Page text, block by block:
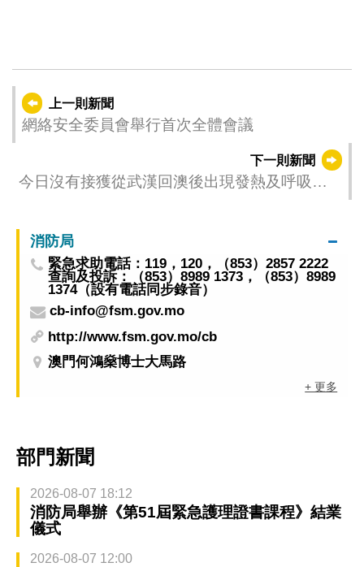
上一則新聞
網絡安全委員會舉行首次全體會議
下一則新聞
今日沒有接獲從武漢回澳後出現發熱及呼吸道
變化調整防控措施
消防局
緊急求助電話：119，120，（853）2857 2222
查詢及投訴：（853）8989 1373，（853）8989
1374（設有電話同步錄音）
cb-info@fsm.gov.mo
http://www.fsm.gov.mo/cb
澳門何鴻燊博士大馬路
+ 更多
部門新聞
2026-08-07 18:12
消防局舉辦《第51屆緊急護理證書課程》結業
儀式
2026-08-07 12:00